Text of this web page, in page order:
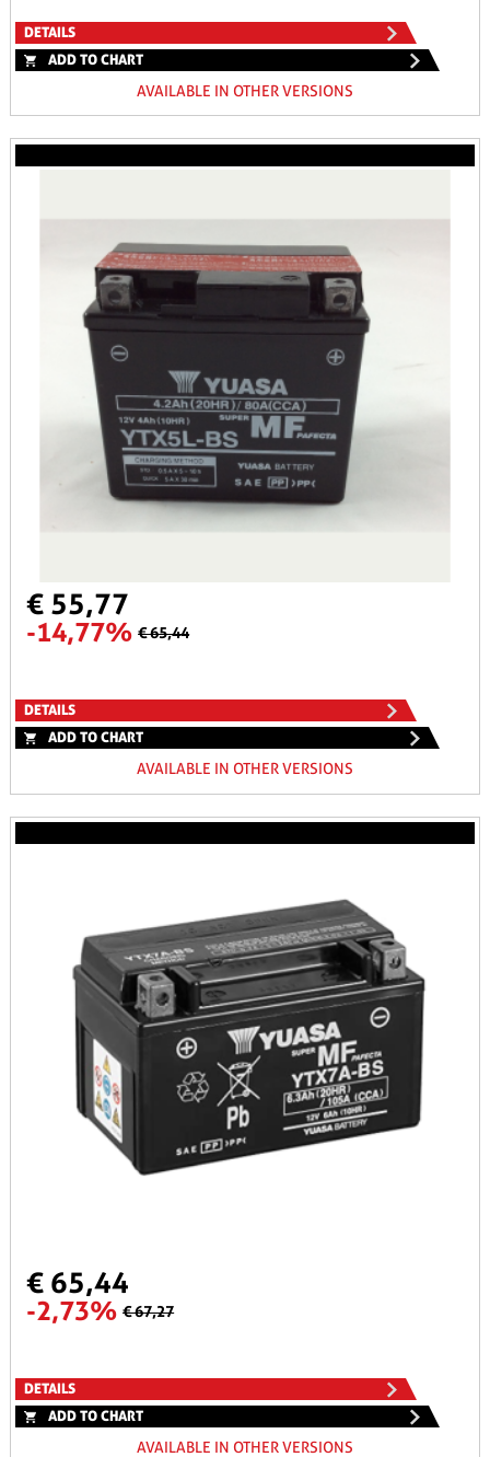
DETAILS
ADD TO CHART
AVAILABLE IN OTHER VERSIONS
€ 55,77
-14,77% € 65,44
DETAILS
ADD TO CHART
AVAILABLE IN OTHER VERSIONS
€ 65,44
-2,73% € 67,27
DETAILS
ADD TO CHART
AVAILABLE IN OTHER VERSIONS